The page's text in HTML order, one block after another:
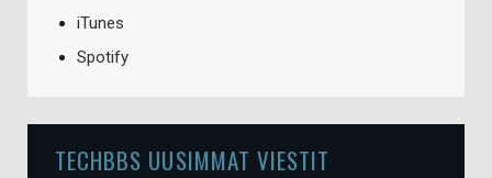
iTunes
Spotify
TECHBBS UUSIMMAT VIESTIT